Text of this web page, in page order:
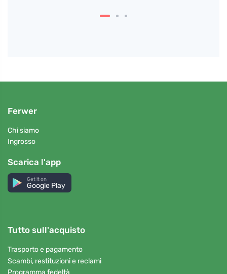
Ferwer
Chi siamo
Ingrosso
Scarica l'app
Get it on
Google Play
Tutto sull'acquisto
Trasporto e pagamento
Scambi, restituzioni e reclami